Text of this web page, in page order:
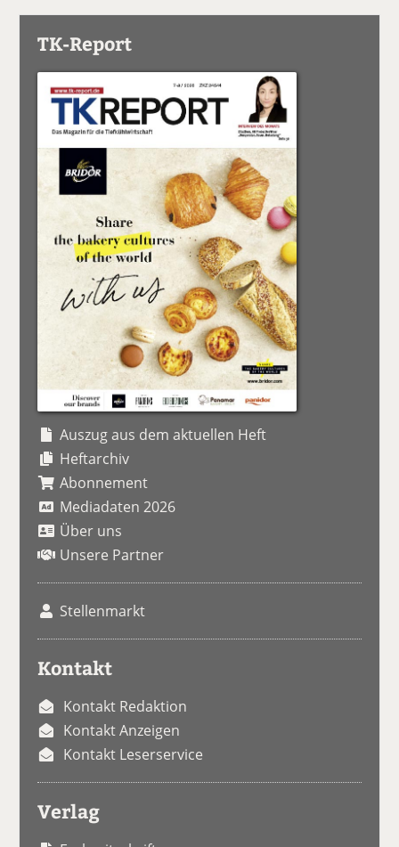
TK-Report
Auszug aus dem aktuellen Heft
Heftarchiv
Abonnement
Mediadaten 2026
Über uns
Unsere Partner
Stellenmarkt
Kontakt
Kontakt Redaktion
Kontakt Anzeigen
Kontakt Leserservice
Verlag